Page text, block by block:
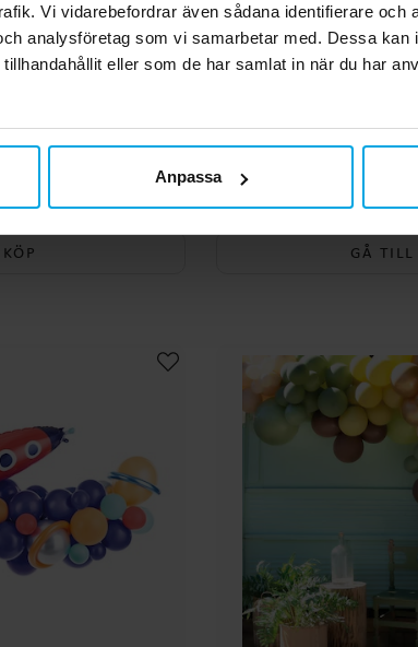
Vi vidarebefordrar även sådana identifierare och
analysföretag som vi samarbetar med. Dessa kan
eller som de har samlat in när du har
Anpassa
Påskhare
299,00 kr
kr
KÖP
DIY Deluxe
Pris :
299,00
GÅ TILL